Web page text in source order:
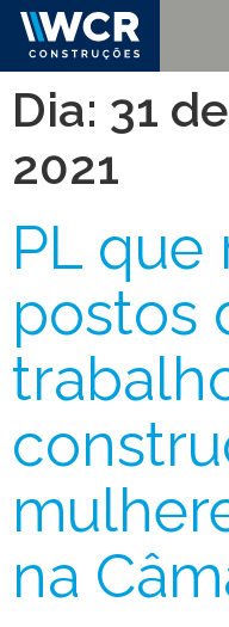
Dia: 31
2021
PL que
postos
na